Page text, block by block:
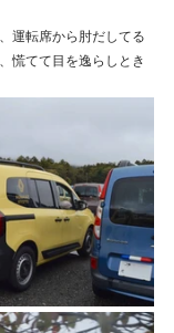
運転席から肘だしてる
慌てて目を逸らしとき